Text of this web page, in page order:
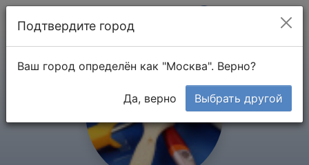
Подтвердите город
Ваш город определён как "Москва". Верно?
Да, верно Выбрать другой